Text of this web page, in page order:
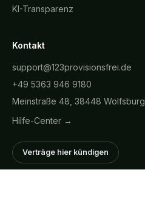
KI-Transparenz
Kontakt
support@123provisionsfrei.de
+49 5363 946 9180
Meinstraße 48, 38448 Wolfsburg
Hilfe-Center →
Verträge hier kündigen